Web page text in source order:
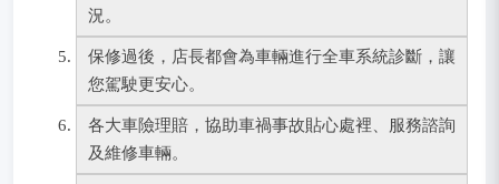
況。
保修過後，店長都會為車輛進行全車系統診斷，讓
您駕駛更安心。
各大車險理賠，協助車禍事故貼心處裡、服務諮詢
及維修車輛。